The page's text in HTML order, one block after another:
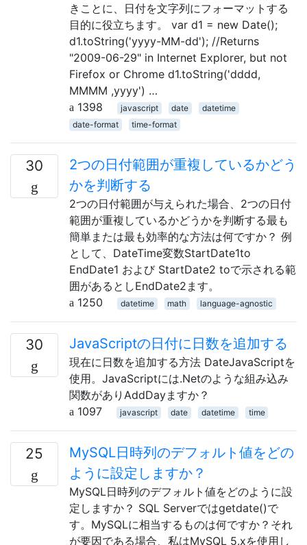
きことに、日付を文字列にフォーマットする
目的に役立ちます。 var d1 = new Date();
d1.toString('yyyy-MM-dd'); //Returns
"2009-06-29" in Internet Explorer, but not
Firefox or Chrome d1.toString('dddd,
MMMM ,yyyy') …
1398
javascript date
datetime
date-format
time-format
30
2つの日付範囲が重複しているかどう
かを判断する
2つの日付範囲が与えられた場合、2つの日付
範囲が重複しているかどうかを判断する最も
簡単または最も効率的な方法は何ですか？ 例
として、DateTime変数StartDate1to
EndDate1 および StartDate2 toで示される範
囲があるとしEndDate2ます。
1250
datetime math language-agnostic
30 JavaScriptの日付に日数を追加する
現在に日数を追加する方法 DateJavaScriptを
使用。JavaScriptには.Netのような組み込み
関数がありAddDayますか？
1097
javascript date datetime time
25
MySQL日時列のデフォルト値をどの
ように設定しますか？
MySQL日時列のデフォルト値をどのように設
定しますか？ SQL Serverではgetdate()で
す。MySQLに相当するものは何ですか？それ
が要因である場合、私はMySQL 5.xを使用し